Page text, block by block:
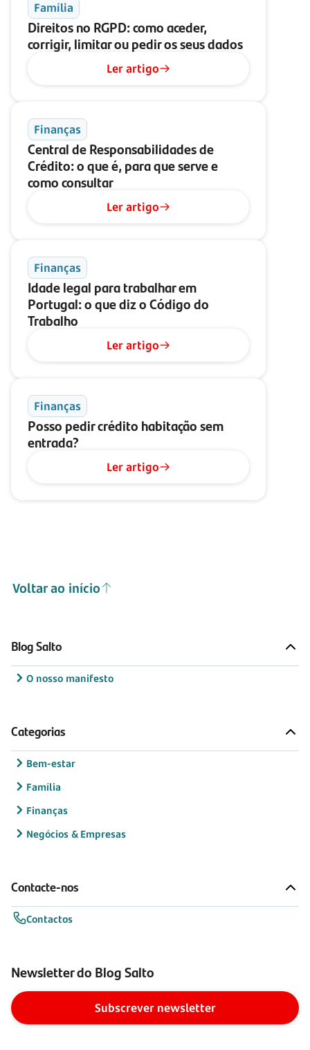
Família
Direitos no RGPD: como aceder,
corrigir, limitar ou pedir os seus dados
Ler artigo
Finanças
Central de Responsabilidades de
Crédito: o que é, para que serve e
como consultar
Ler artigo
Finanças
Idade legal para trabalhar em
Portugal: o que diz o Código do
Trabalho
Ler artigo
Finanças
Posso pedir crédito habitação sem
entrada?
Ler artigo
Voltar ao início
Blog Salto
O nosso manifesto
Categorias
Bem-estar
Família
Finanças
Negócios & Empresas
Contacte-nos
Contactos
Newsletter do Blog Salto
Subscrever newsletter